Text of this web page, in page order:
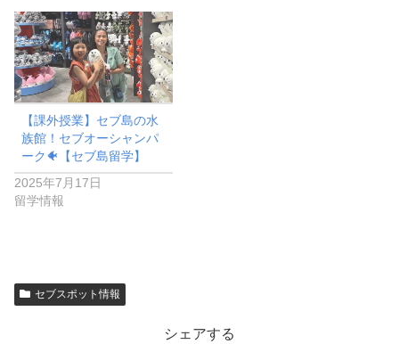
【課外授業】セブ島の水
族館！セブオーシャンパ
ーク🐠【セブ島留学】
2025年7月17日
留学情報
セブスポット情報
シェアする